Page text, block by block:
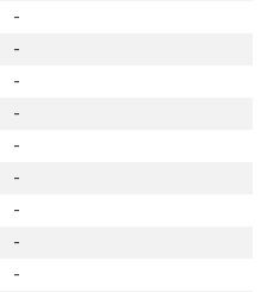
-
-
-
-
-
-
-
-
-